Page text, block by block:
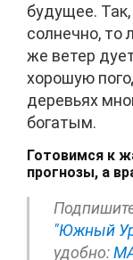
будущее.
солнечно, то
же ветер
хорошую
деревьях
богатым.
Готовимся к
прогнозы, а
"Южный
удобно: